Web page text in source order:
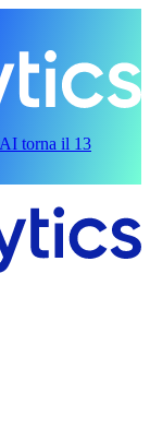
torna il 13